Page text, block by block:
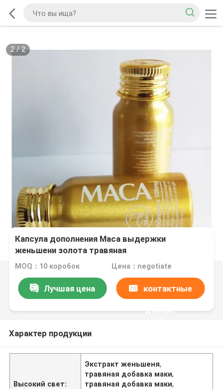
2/2
Капсула дополнения Maca выдержки
женьшени золота травяная
MOQ：10 коробок Цена：negotiate
Лучшая цена контактные
данные
Характер продукции
Высокий свет:
Экстракт женьшеня,
травяная добавка маки,
травяная добавка маки,